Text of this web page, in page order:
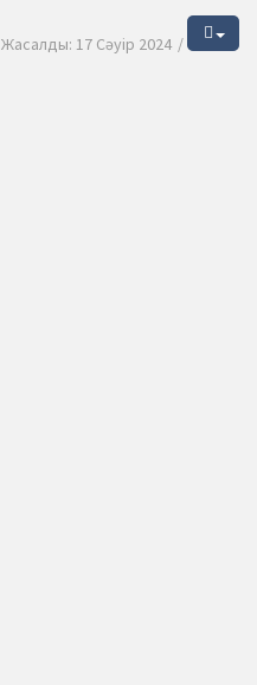
Жасалды: 17 Сәуір 2024